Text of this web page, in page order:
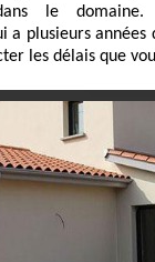
le
a plusieurs années
les délais que